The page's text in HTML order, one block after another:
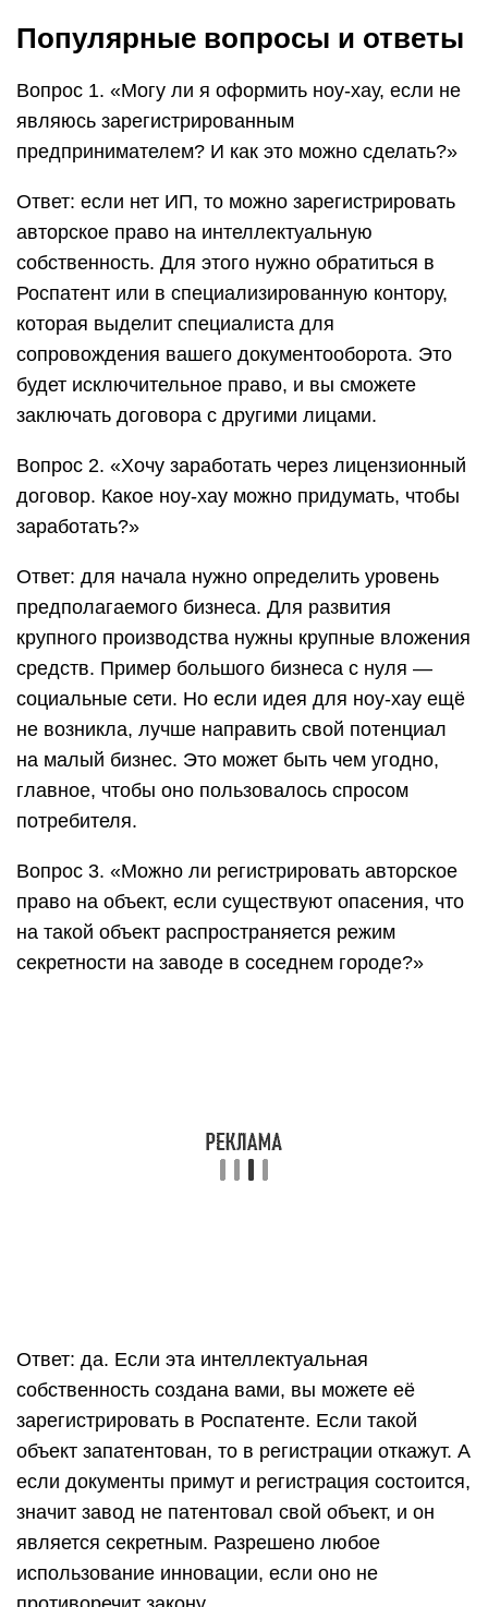
Популярные вопросы и ответы
Вопрос 1. «Могу ли я оформить ноу-хау, если не
являюсь зарегистрированным
предпринимателем? И как это можно сделать?»
Ответ: если нет ИП, то можно зарегистрировать
авторское право на интеллектуальную
собственность. Для этого нужно обратиться в
Роспатент или в специализированную контору,
которая выделит специалиста для
сопровождения вашего документооборота. Это
будет исключительное право, и вы сможете
заключать договора с другими лицами.
Вопрос 2. «Хочу заработать через лицензионный
договор. Какое ноу-хау можно придумать, чтобы
заработать?»
Ответ: для начала нужно определить уровень
предполагаемого бизнеса. Для развития
крупного производства нужны крупные вложения
средств. Пример большого бизнеса с нуля —
социальные сети. Но если идея для ноу-хау ещё
не возникла, лучше направить свой потенциал
на малый бизнес. Это может быть чем угодно,
главное, чтобы оно пользовалось спросом
потребителя.
Вопрос 3. «Можно ли регистрировать авторское
право на объект, если существуют опасения, что
на такой объект распространяется режим
секретности на заводе в соседнем городе?»
Ответ: да. Если эта интеллектуальная
собственность создана вами, вы можете её
зарегистрировать в Роспатенте. Если такой
объект запатентован, то в регистрации откажут. А
если документы примут и регистрация состоится,
значит завод не патентовал свой объект, и он
является секретным. Разрешено любое
использование инновации, если оно не